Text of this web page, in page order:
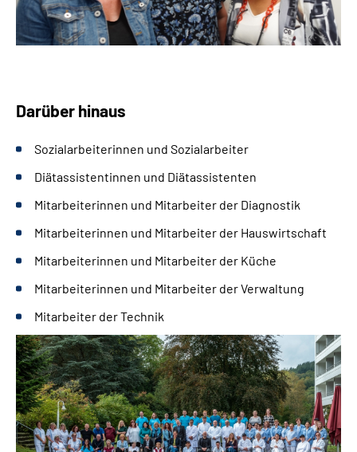
Darüber hinaus
Sozialarbeiterinnen und Sozialarbeiter
Diätassistentinnen und Diätassistenten
Mitarbeiterinnen und Mitarbeiter der Diagnostik
Mitarbeiterinnen und Mitarbeiter der Hauswirtschaft
Mitarbeiterinnen und Mitarbeiter der Küche
Mitarbeiterinnen und Mitarbeiter der Verwaltung
Mitarbeiter der Technik